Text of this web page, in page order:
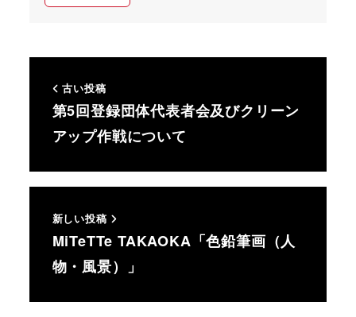
古い投稿
第5回登録団体代表者会及びクリーン
アップ作戦について
新しい投稿
MiTeTTe TAKAOKA「色鉛筆画（人
物・風景）」